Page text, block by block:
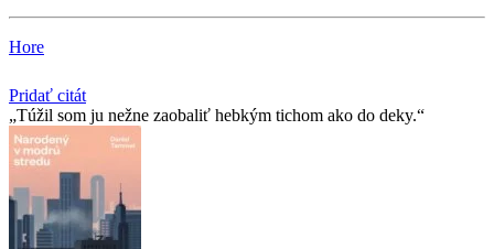
Hore
Pridať citát
Túžil som ju nežne zaobaliť hebkým tichom ako do deky.